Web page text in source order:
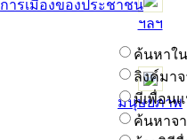
การเมืองของประชาชน
ค้นหาใ
ลิงค์มา
มีเพื่อน
ค้นหาจ
ฯลฯ
มนุษยภาพ